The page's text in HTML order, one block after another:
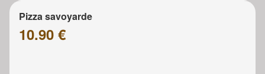
Pizza savoyarde
10.90 €